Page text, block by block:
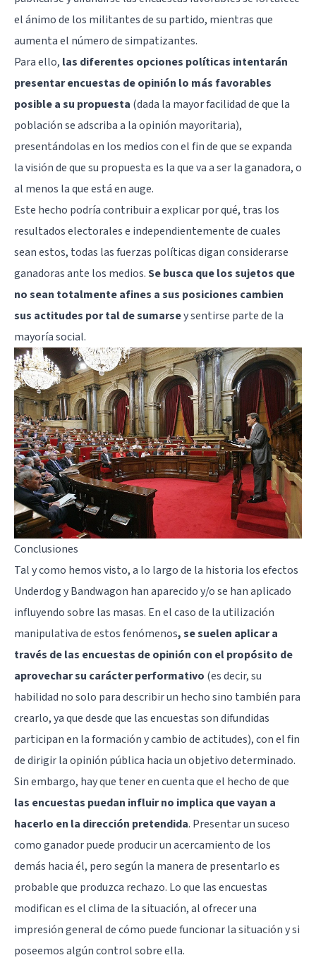
el ánimo de los militantes de su partido, mientras que
aumenta el número de simpatizantes.
Para ello, las diferentes opciones políticas intentarán
presentar encuestas de opinión lo más favorables
posible a su propuesta (dada la mayor facilidad de que la
población se adscriba a la opinión mayoritaria),
presentándolas en los medios con el fin de que se expanda
la visión de que su propuesta es la que va a ser la ganadora, o
al menos la que está en auge.
Este hecho podría contribuir a explicar por qué, tras los
resultados electorales e independientemente de cuales
sean estos, todas las fuerzas políticas digan considerarse
ganadoras ante los medios.Se busca que los sujetos que
no sean totalmente afines a sus posiciones cambien
sus actitudes por tal de sumarsey sentirse parte de la
mayoría social.
Conclusiones
Tal y como hemos visto, a lo largo de la historia los efectos
Underdog y Bandwagon han aparecido y/o se han aplicado
influyendo sobre las masas. En el caso de la utilización
manipulativa de estos fenómenos, se suelen aplicar a
través de las encuestas de opinión con el propósito de
aprovechar su carácter performativo (es decir, su
habilidad no solo para describir un hecho sino también para
crearlo, ya que desde que las encuestas son difundidas
participan en la formación y cambio de actitudes), con el fin
de dirigir la opinión pública hacia un objetivo determinado.
Sin embargo, hay que tener en cuenta que el hecho de que
las encuestas puedan influir no implica que vayan a
hacerlo en la dirección pretendida. Presentar un suceso
como ganador puede producir un acercamiento de los
demás hacia él, pero según la manera de presentarlo es
probable que produzca rechazo. Lo que las encuestas
modifican es el clima de la situación, al ofrecer una
impresión general de cómo puede funcionar la situación y si
poseemos algún control sobre ella.